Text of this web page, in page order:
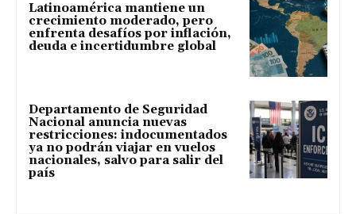
Latinoamérica mantiene un
crecimiento moderado, pero
enfrenta desafíos por inflación,
deuda e incertidumbre global
Departamento de Seguridad
Nacional anuncia nuevas
restricciones: indocumentados
ya no podrán viajar en vuelos
nacionales, salvo para salir del
país